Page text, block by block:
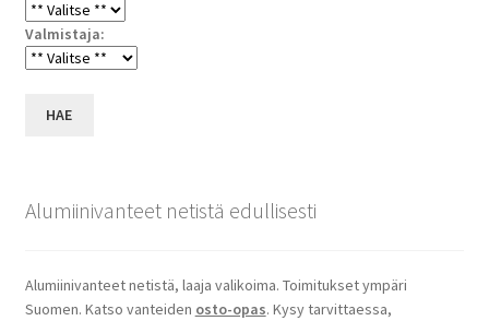
Valmistaja:
HAE
Alumiinivanteet netistä edullisesti
Alumiinivanteet netistä, laaja valikoima. Toimitukset ympäri
Suomen. Katso vanteiden osto-opas. Kysy tarvittaessa,